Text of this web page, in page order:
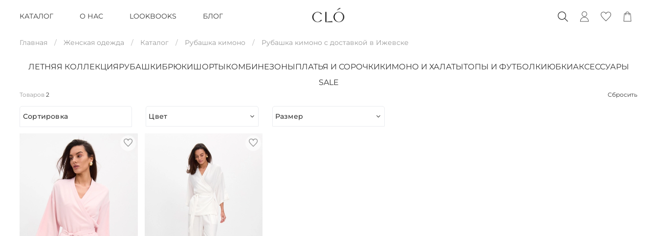
КАТАЛОГ О НАС LOOKBOOKS БЛОГ
Главная Женская одежда Каталог Рубашка кимоно Рубашка кимоно с доставкой в Ижевске
ЛЕТНЯЯ КОЛЛЕКЦИЯ РУБАШКИБРЮКИШОРТЫ КОМБИНЕЗОНЫ ПЛАТЬЯ И СОРОЧКИКИМОНО И ХАЛАТЫТОПЫ И ФУТБОЛКИЮБКИАКСЕССУАРЫ
SALE
Товаров 2 Сбросить
Сортировка Цвет Размер